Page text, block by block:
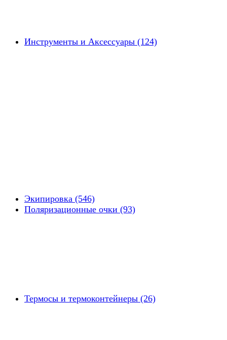
Инструменты и Аксессуары (124)
Экипировка (546)
Поляризационные очки (93)
Термосы и термоконтейнеры (26)